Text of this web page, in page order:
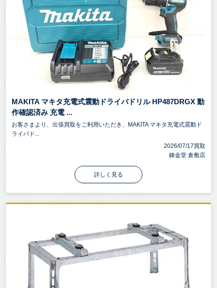
MAKITA マキタ充電式震動ドライバドリル HP487DRGX 動
作確認済み 充電 ...
お客さまより、出張買取をご利用いただき、MAKITA マキタ充電式震動ド
ライバド...
2026/07/17買取
錬金堂 倉敷店
詳しく見る